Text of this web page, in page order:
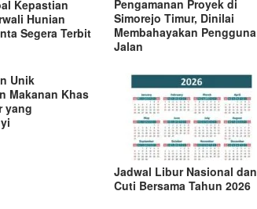
Kepastian
Hunian
Segera Terbit
Pengamanan Proyek di
Simorejo Timur, Dinilai
Membahayakan Pengguna
Jalan
Unik
Makanan Khas
yang
Jadwal Libur Nasional dan
Cuti Bersama Tahun 2026